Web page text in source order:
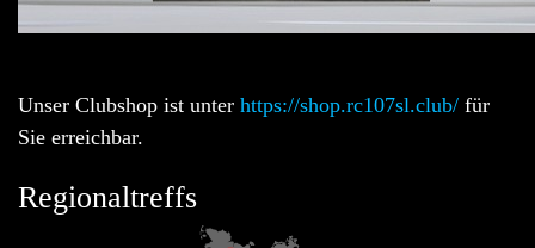
Unser Clubshop ist unter https://shop.rc107sl.club/ für
Sie erreichbar.
Regionaltreffs